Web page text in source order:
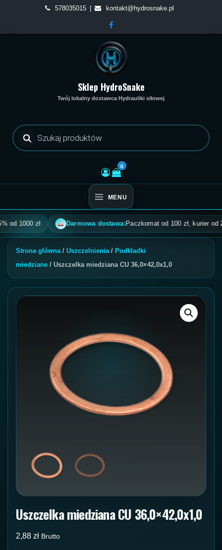
content
578035015 kontakt@hydrosnake.pl
Sklep HydroSnake
Twój lokalny dostawca Hydrauliki siłowej
Wyszukiwarka
produktów
0
MENU
1000 zł Darmowa dostawa:Paczkomat od 100 zł, kurier od 200
Strona główna/ Uszczelnienia/ Podkładki
miedziane / Uszczelka miedziana CU 36,0×42,0x1,0
Uszczelka miedziana CU 36,0×42,0x1,0
2,88 zł Brutto